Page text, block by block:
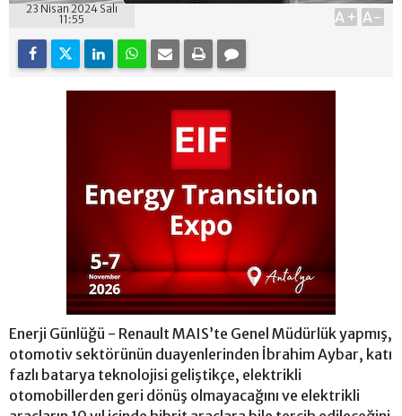
23 Nisan 2024 Salı
11:55
A+ A-
Enerji Günlüğü - Renault MAIS’te Genel Müdürlük yapmış,
otomotiv sektörünün duayenlerinden İbrahim Aybar, katı
fazlı batarya teknolojisi geliştikçe, elektrikli
otomobillerden geri dönüş olmayacağını ve elektrikli